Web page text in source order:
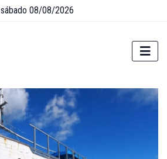
sábado 08/08/2026